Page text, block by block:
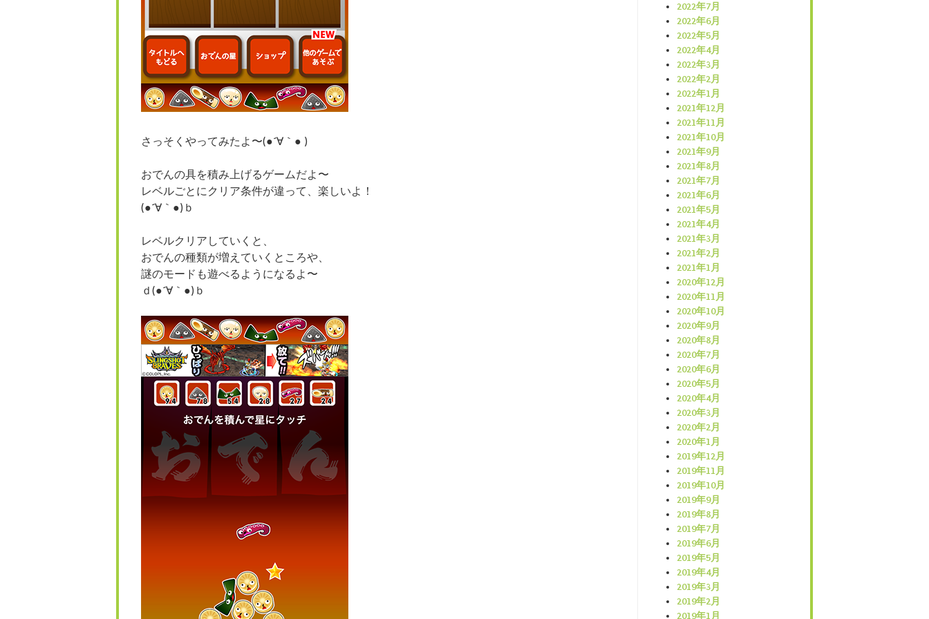
さっそくやってみたよ〜(●´∀｀● )
おでんの具を積み上げるゲームだよ〜
レベルごとにクリア条件が違って、楽しいよ！
(●´∀｀●)ｂ
レベルクリアしていくと、
おでんの種類が増えていくところや、
謎のモードも遊べるようになるよ〜
ｄ(●´∀｀●)ｂ
2022年7月
2022年6月
2022年5月
2022年4月
2022年3月
2022年2月
2022年1月
2021年12月
2021年11月
2021年10月
2021年9月
2021年8月
2021年7月
2021年6月
2021年5月
2021年4月
2021年3月
2021年2月
2021年1月
2020年12月
2020年11月
2020年10月
2020年9月
2020年8月
2020年7月
2020年6月
2020年5月
2020年4月
2020年3月
2020年2月
2020年1月
2019年12月
2019年11月
2019年10月
2019年9月
2019年8月
2019年7月
2019年6月
2019年5月
2019年4月
2019年3月
2019年2月
2019年1月